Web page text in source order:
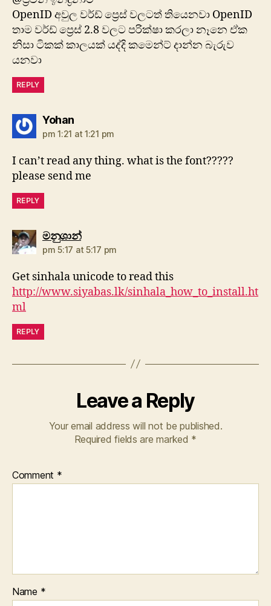
OpenID අවුල වර්ඩ් ප්‍රෙස් වලටත් තියෙනවා OpenID
තාම වර්ඩ් ප්‍රෙස් 2.8 වලට පරික්ෂා කරලා නෑනෙ ඒක
නිසා ටිකක් කාලයක් යද්දි කමෙන්ට් දාන්න බැරුව
යනවා
REPLY
Yohansays:
pm 1:21 at 1:21 pm
I can’t read any thing. what is the font?????
please send me
REPLY
මනුශාන්says:
pm 5:17 at 5:17 pm
Get sinhala unicode to read this
http://www.siyabas.lk/sinhala_how_to_install.ht
ml
REPLY
Leave a Reply
Your email address will not be published.
Required fields are marked *
Comment *
Name *